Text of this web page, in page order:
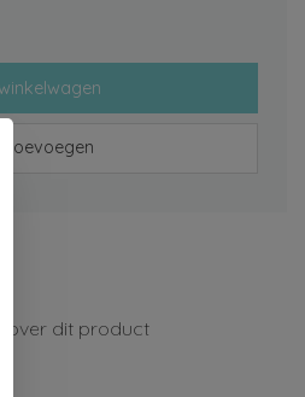
toevoegen
over dit product